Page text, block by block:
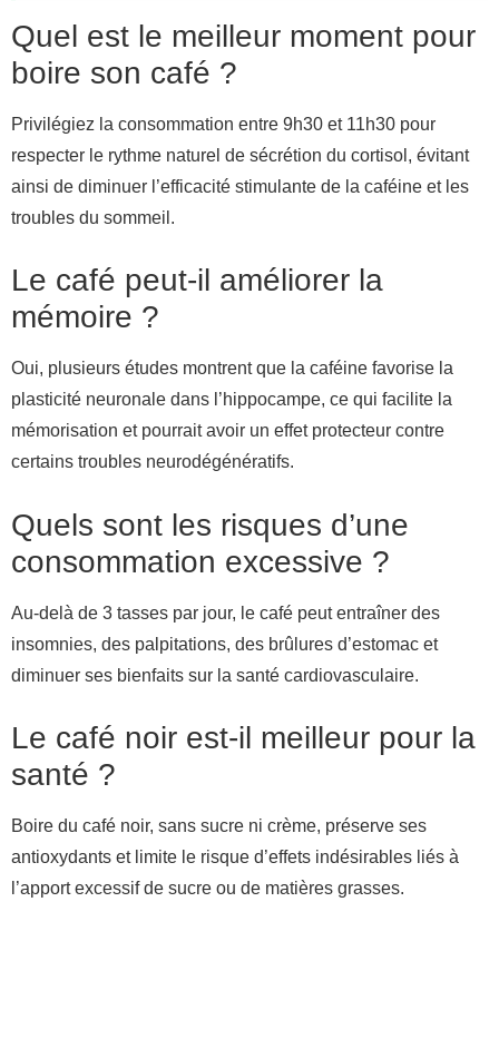
Quel est le meilleur moment pour
boire son café ?
Privilégiez la consommation entre 9h30 et 11h30 pour
respecter le rythme naturel de sécrétion du cortisol, évitant
ainsi de diminuer l’efficacité stimulante de la caféine et les
troubles du sommeil.
Le café peut-il améliorer la
mémoire ?
Oui, plusieurs études montrent que la caféine favorise la
plasticité neuronale dans l’hippocampe, ce qui facilite la
mémorisation et pourrait avoir un effet protecteur contre
certains troubles neurodégénératifs.
Quels sont les risques d’une
consommation excessive ?
Au-delà de 3 tasses par jour, le café peut entraîner des
insomnies, des palpitations, des brûlures d’estomac et
diminuer ses bienfaits sur la santé cardiovasculaire.
Le café noir est-il meilleur pour la
santé ?
Boire du café noir, sans sucre ni crème, préserve ses
antioxydants et limite le risque d’effets indésirables liés à
l’apport excessif de sucre ou de matières grasses.